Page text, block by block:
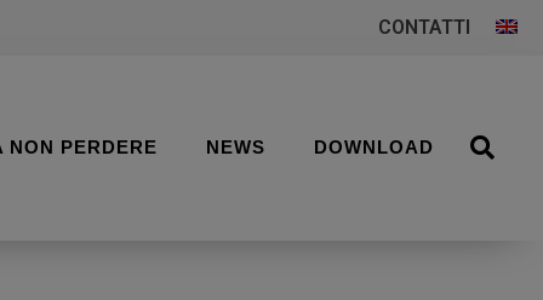
CONTATTI
NON PERDERE NEWS DOWNLOAD